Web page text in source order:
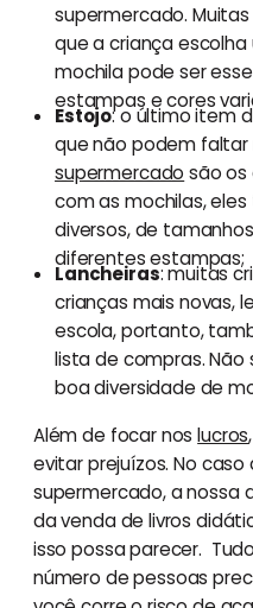
supermercado.
que a criança
mochila pode ser
estampas e cores
Estojo: o último item
que não podem
supermercado são os
com as mochilas,
diversos, de
diferentes estampas;
Lancheiras: muitas
crianças mais novas,
escola, portanto,
lista de compras. Não
boa diversidade de
Além de focar noslucros
evitar prejuízos. No
supermercado, a nossa
da venda de livros
isso possa parecer.
número de pessoas